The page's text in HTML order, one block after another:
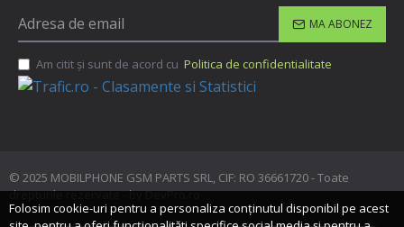
MA ABONEZ
Am citit şi sunt de acord cu Politica de confidentialitate
© 2025 MOBILPHONE GSM PARTS SRL, CIF: RO 36661720 - Toate
drepturile rezervate - by DevPro.ro
Folosim cookie-uri pentru a personaliza conținutul disponibil pe acest